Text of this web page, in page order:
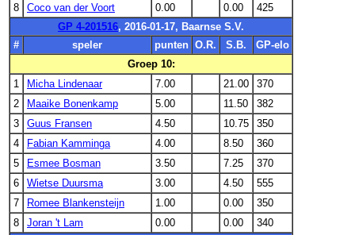
8
Coco van der Voort 0.00 0.00
425
GP 4-201516, 2016-01-17, Baarnse S.V.
#
speler punten O.R. S.B.
GP-elo
Groep 10:
1
Micha Lindenaar 7.00 21.00
370
2
Maaike Bonenkamp 5.00 11.50
382
3
Guus Fransen 4.50 10.75
350
4
Fabian Kamminga 4.00 8.50
360
5
Esmee Bosman 3.50 7.25
370
6
Wietse Duursma 3.00 4.50
555
7
Romee Blankensteijn 1.00 0.00
350
8
Joran 't Lam 0.00 0.00
340